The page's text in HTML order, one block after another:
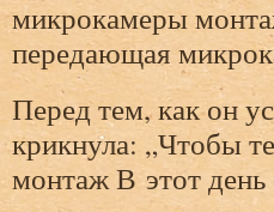
микрокамеры
передающая
Перед тем, как он
крикнула: „Чтобы
монтаж В этот день